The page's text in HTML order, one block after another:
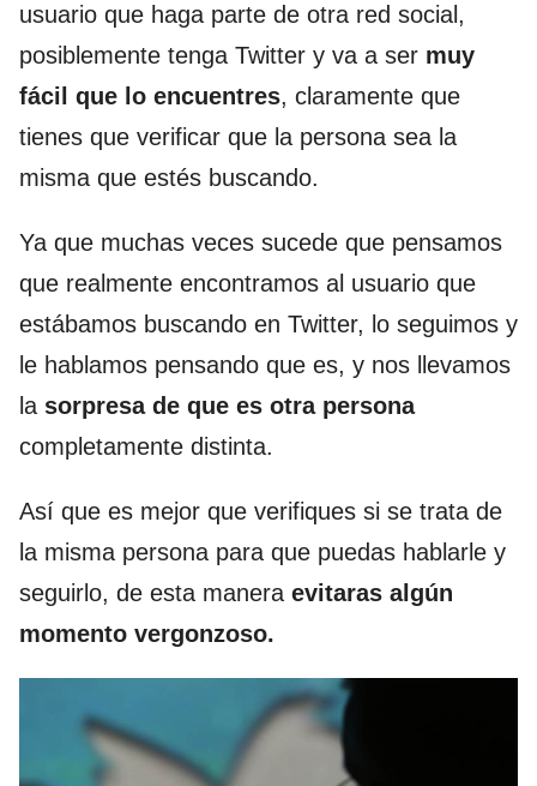
usuario que haga parte de otra red social,
posiblemente tenga Twitter y va a ser muy
fácil que lo encuentres, claramente que
tienes que verificar que la persona sea la
misma que estés buscando.
Ya que muchas veces sucede que pensamos
que realmente encontramos al usuario que
estábamos buscando en Twitter, lo seguimos y
le hablamos pensando que es, y nos llevamos
la sorpresa de que es otra persona
completamente distinta.
Así que es mejor que verifiques si se trata de
la misma persona para que puedas hablarle y
seguirlo, de esta manera evitaras algún
momento vergonzoso.